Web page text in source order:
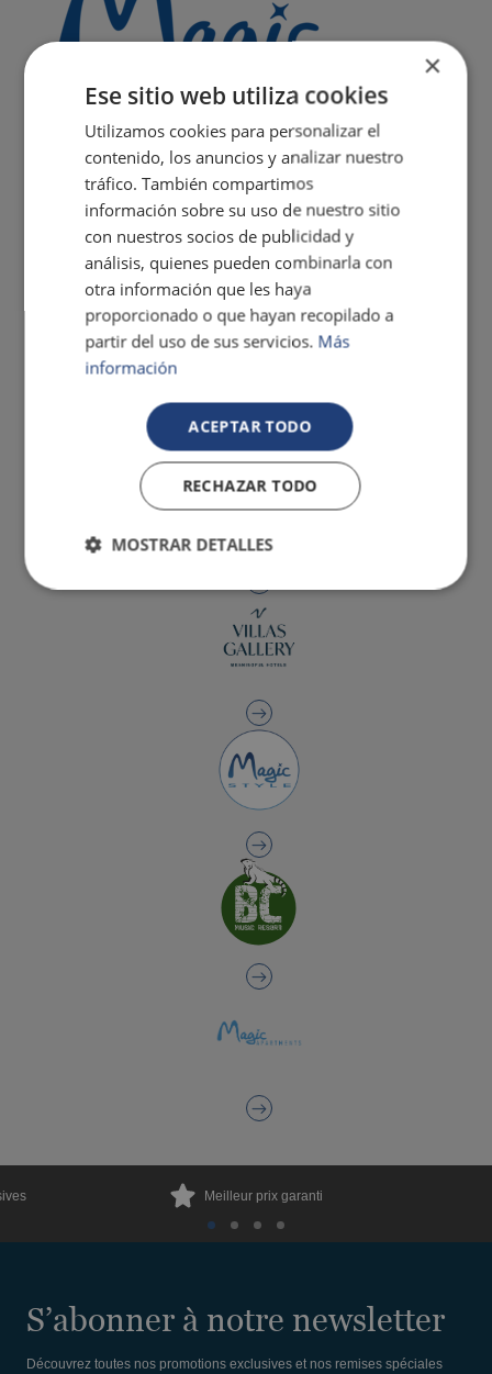
Meilleur prix garanti
S’abonner à notre newsletter
Découvrez toutes nos promotions exclusives et nos remises spéciales
×
Ese sitio web utiliza cookies
Utilizamos cookies para personalizar el
contenido, los anuncios y analizar nuestro
tráfico. También compartimos
información sobre su uso de nuestro sitio
con nuestros socios de publicidad y
análisis, quienes pueden combinarla con
otra información que les haya
proporcionado o que hayan recopilado a
partir del uso de sus servicios. Más
información
ACEPTAR TODO
RECHAZAR TODO
MOSTRAR DETALLES